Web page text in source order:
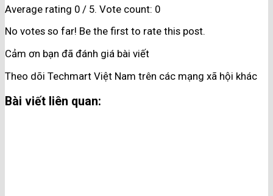
Average rating 0 / 5. Vote count: 0
No votes so far! Be the first to rate this post.
Cảm ơn bạn đã đánh giá bài viết
Theo dõi Techmart Việt Nam trên các mạng xã hội khác
Bài viết liên quan: